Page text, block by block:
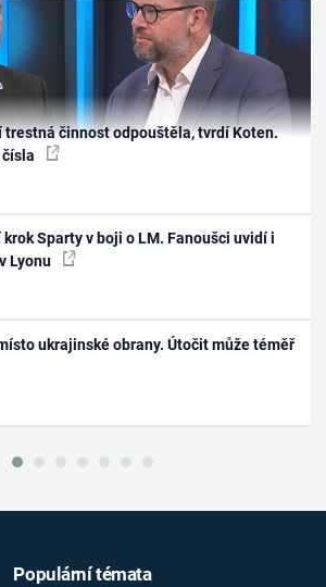
trestná činnost odpouštěla, tvrdí Koten.
Sparty v boji o LM. Fanoušci uvidí i
Lyonu
ukrajinské obrany. Útočit může téměř
Populární témata